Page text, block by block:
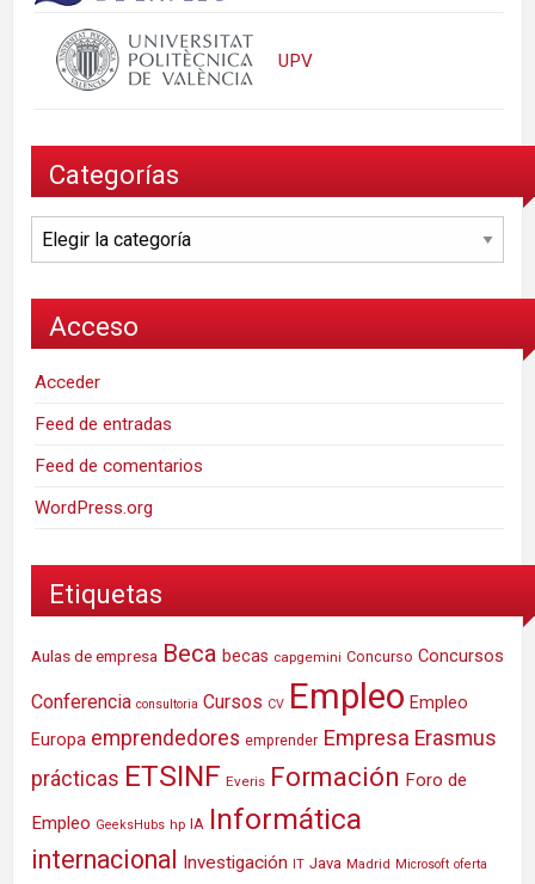
UPV
Categorías
Categorías
Acceso
Acceder
Feed de entradas
Feed de comentarios
WordPress.org
Etiquetas
Aulas de empresa Beca becas capgemini Concurso Concursos
Conferencia consultoria Cursos CV Empleo Empleo
Europa emprendedores emprender Empresa Erasmus
prácticas ETSINF Everis Formación Foro de
Empleo GeeksHubs hp IA Informática
internacional Investigación IT Java Madrid Microsoft oferta